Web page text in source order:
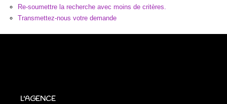
CONTACT
Re-soumettre la recherche avec moins de critères.
Transmettez-nous votre demande
L'AGENCE